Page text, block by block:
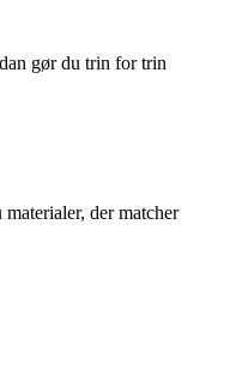
gør du trin for trin
der matcher